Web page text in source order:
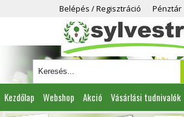
Belépés / Regisztráció Pénztár
Kezdőlap Webshop Akció Vásárlási tudnivalók